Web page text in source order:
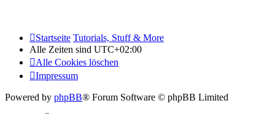
Startseite Tutorials, Stuff & More
Alle Zeiten sind UTC+02:00
Alle Cookies löschen
Impressum
Powered by phpBB® Forum Software © phpBB Limited